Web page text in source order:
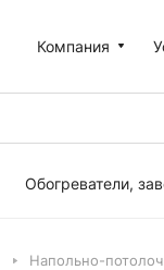
Компания
Обогреватели,
Напольно-